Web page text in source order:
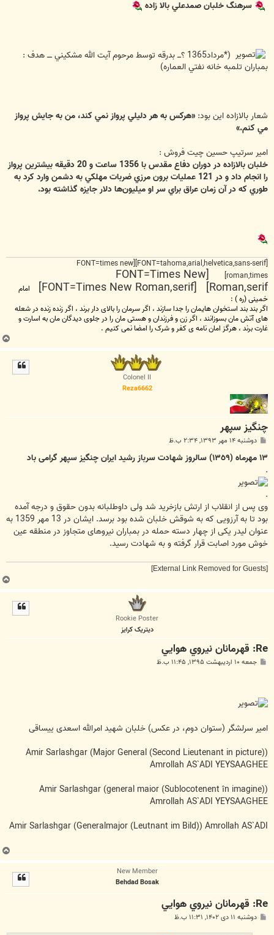
ت سرهنگ خلبان صمدعلي بالا زاده
(*مرداد1365 ؟ـــ بدرقه توسط مرحوم آيت الله مشكيني ــــ هدف :
بمباران تلمبه خانه نفتي العماره)
شعار بالازاده اين بود: «هركس به هر دليلي پرواز نمي كند، من به جايش پرواز
مي كنم.»
امیر سرتیپ حسین چیت فروش :
خلبان بالازاده در دوران دفاع مقدس با 1356 ساعت و 20 دقيقه بيشترين پرواز
را انجام داد و در 121 عمليات برون مرزي ضربات مهلكي به دشمن وارد كرد به
طوري كه در آن زمان عراق براي سر او ميليون‌ها دلار جايزه گذاشته بود.
[FONT=tahoma,arial,helvetica,sans-serif][FONT=times new
roman,times]
[FONT=Times New
Roman,serif] [FONT=Times New Roman,serif]
امام
خمینی (ره ) :
اگر بند بند استخوان هایمان را جدا سازند ، اگر سرمان را بالای دار برند ، اگر زنده زنده در شعله
های آتش مان بسوزانند ، اگر زن و فرزندان و هستی مان را در جلوی دیدگان مان به اسارت و
غارت برند ، هرگز امان نامه ی کفر و شرک را امضا نمی کنیم .
Colonel II
Reza6662
چنگیز سپهر
ت
دوشنبه ۱۴ مهر ۱۳۹۳, ۲:۳۴ ب.ظ
١٣ مهرماه (١٣٥٩) سالروز شهادت سرباز رشید ایران چنگیز سپهر گرامی باد
.
.
وی پس از انقلاب از ارتش بازخرید شد ولی داوطلبانه بدون حقوق و درجه آمده
بود تا به آرزویی که به شوقش خلبان شده بود برسد. ایشان در 13 مهر 1359 به
عنوان لیدر یکی از چهار دسته حمله در بمباران نیروهای متجاوز در منطقه عین
خوش مورد اصابت قرار گرفته و به شهادت رسید.
[External Link Removed for Guests]
Rookie Poster
دیتریک کرایز
Re: قهرمانان نيروي هوايي
جمعه ۱۰ اردیبهشت ۱۳۹۵, ۱۱:۴۵ ب.ظ
امیر سرلشگر (ستوان دوم، در عکس) خلبان شهید امرالله اسعدی ییساقی
Amir Sarlashgar (Major General (Second Lieutenant in picture))
Amrollah AS`ADI YEYSAAGHEE
Amir Sarlashgar (general maior (Sublocotenent în imagine))
Amrollah AS`ADI YEYSAAGHEE
Amir Sarlashgar (Generalmajor (Leutnant im Bild)) Amrollah AS`ADI
New Member
Behdad Bosak
Re: قهرمانان نيروي هوايي
دوشنبه ۱۱ دی ۱۴۰۲, ۱۱:۳۱ ب.ظ